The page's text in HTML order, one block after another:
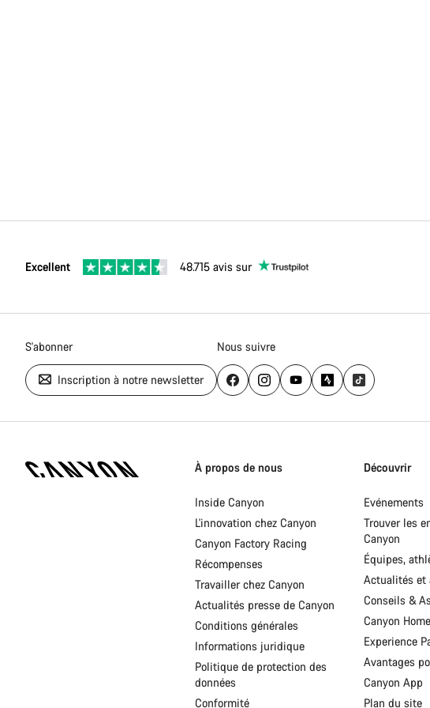
Excellent 48.715 avis sur
S'abonner
Inscription à notre newsletter
Nous suivre
d'accueil
Canyon
-
Pied
de
page
Canyon
À propos de nous
Inside Canyon
L'innovation chez Canyon
Canyon Factory Racing
Récompenses
Travailler chez Canyon
Actualités presse de Canyon
Conditions générales
Informations juridique
Politique de protection des
données
Conformité
Découvrir
Evénements
Trouver les
Canyon
Équipes,
Actualités et
Conseils &
Canyon
Experience
Avantages
Canyon App
Plan du site